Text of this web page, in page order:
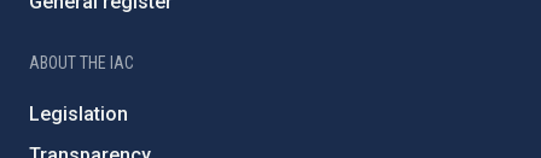
ABOUT THE IAC
Legislation